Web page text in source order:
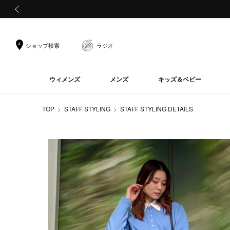
ショップ検索 ラジオ
ウィメンズ メンズ キッズ＆ベビー
TOP STAFF STYLING STAFF STYLING DETAILS